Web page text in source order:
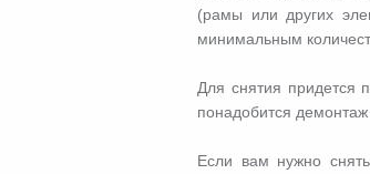
(рамы или других
минимальным
Для снятия придется
понадобится
Если вам нужно